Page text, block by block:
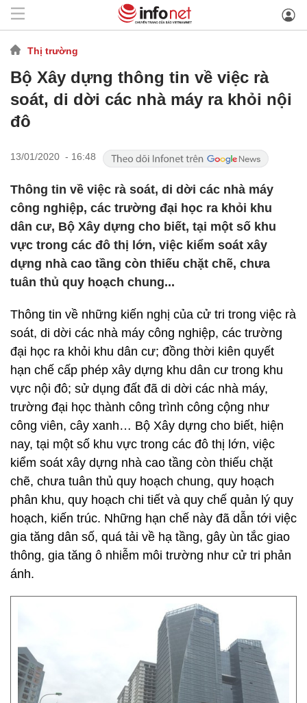
Thị trường
Bộ Xây dựng thông tin về việc rà
soát, di dời các nhà máy ra khỏi nội
đô
13/01/2020 - 16:48
Thông tin về việc rà soát, di dời các nhà máy
công nghiệp, các trường đại học ra khỏi khu
dân cư, Bộ Xây dựng cho biết, tại một số khu
vực trong các đô thị lớn, việc kiểm soát xây
dựng nhà cao tầng còn thiếu chặt chẽ, chưa
tuân thủ quy hoạch chung...
Thông tin về những kiến nghị của cử tri trong việc rà
soát, di dời các nhà máy công nghiệp, các trường
đại học ra khỏi khu dân cư; đồng thời kiên quyết
hạn chế cấp phép xây dựng khu dân cư trong khu
vực nội đô; sử dụng đất đã di dời các nhà máy,
trường đại học thành công trình công cộng như
công viên, cây xanh… Bộ Xây dựng cho biết, hiện
nay, tại một số khu vực trong các đô thị lớn, việc
kiểm soát xây dựng nhà cao tầng còn thiếu chặt
chẽ, chưa tuân thủ quy hoạch chung, quy hoạch
phân khu, quy hoạch chi tiết và quy chế quản lý quy
hoạch, kiến trúc. Những hạn chế này đã dẫn tới việc
gia tăng dân số, quá tải về hạ tầng, gây ùn tắc giao
thông, gia tăng ô nhiễm môi trường như cử tri phản
ánh.